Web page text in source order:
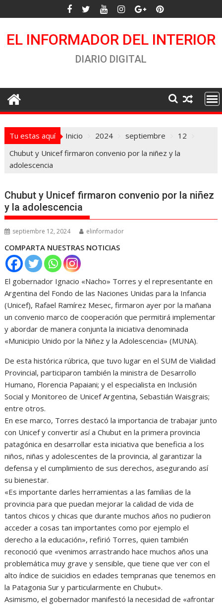
al
EL INFORMADOR DEL INTERIOR
DIARIO DIGITAL
Tu estas aquí Inicio 2024 septiembre
12
Chubut y Unicef firmaron convenio por la niñez y la
adolescencia
Chubut y Unicef firmaron convenio por la niñez
y la adolescencia
septiembre 12, 2024 elinformador
COMPARTA NUESTRAS NOTICIAS
El gobernador Ignacio «Nacho» Torres y el representante en
Argentina del Fondo de las Naciones Unidas para la Infancia
(Unicef), Rafael Ramírez Mesec, firmaron ayer por la mañana
un convenio marco de cooperación que permitirá implementar
y abordar de manera conjunta la iniciativa denominada
«Municipio Unido por la Niñez y la Adolescencia» (MUNA).
De esta histórica rúbrica, que tuvo lugar en el SUM de Vialidad
Provincial, participaron también la ministra de Desarrollo
Humano, Florencia Papaiani; y el especialista en Inclusión
Social y Monitoreo de Unicef Argentina, Sebastián Waisgrais;
entre otros.
En ese marco, Torres destacó la importancia de trabajar junto
con Unicef y convertir así a Chubut en la primera provincia
patagónica en desarrollar esta iniciativa que beneficia a los
niños, niñas y adolescentes de la provincia, al garantizar la
defensa y el cumplimiento de sus derechos, asegurando así
su bienestar.
«Es importante darles herramientas a las familias de la
provincia para que puedan mejorar la calidad de vida de
tantos chicos y chicas que durante muchos años no pudieron
acceder a cosas tan importantes como por ejemplo el
derecho a la educación», refirió Torres, quien también
reconoció que «venimos arrastrando hace muchos años una
problemática muy grave y sensible, que tiene que ver con el
alto índice de suicidios en edades tempranas que tenemos en
la Patagonia Sur y particularmente en Chubut».
Asimismo, el gobernador manifestó la necesidad de «afrontar